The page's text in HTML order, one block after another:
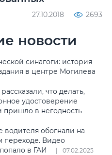
27.10.2018 2693
новости
синагоги: история
в центре Могилева
что делать,
удостоверение
пришло в негодность
водителя обогнали на
переходе. Видео
в ГАИ
07.02.2025